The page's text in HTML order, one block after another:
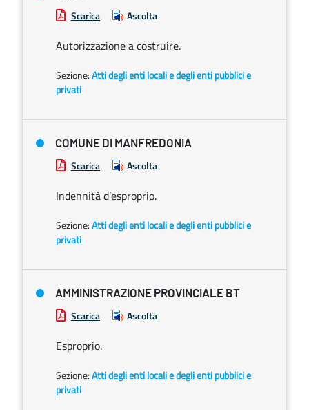
Scarica Ascolta
Autorizzazione a costruire.
Sezione:Atti degli enti locali e degli enti pubblici e
privati
COMUNE DI MANFREDONIA
Scarica Ascolta
Indennità d’esproprio.
Sezione:Atti degli enti locali e degli enti pubblici e
privati
AMMINISTRAZIONE PROVINCIALE BT
Scarica Ascolta
Esproprio.
Sezione:Atti degli enti locali e degli enti pubblici e
privati